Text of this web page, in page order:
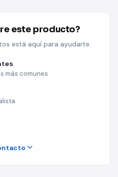
este producto?
está aquí para ayudarte.
más comunes